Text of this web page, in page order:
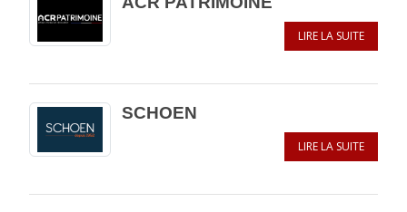
LIRE LA SUITE
SCHOEN
LIRE LA SUITE